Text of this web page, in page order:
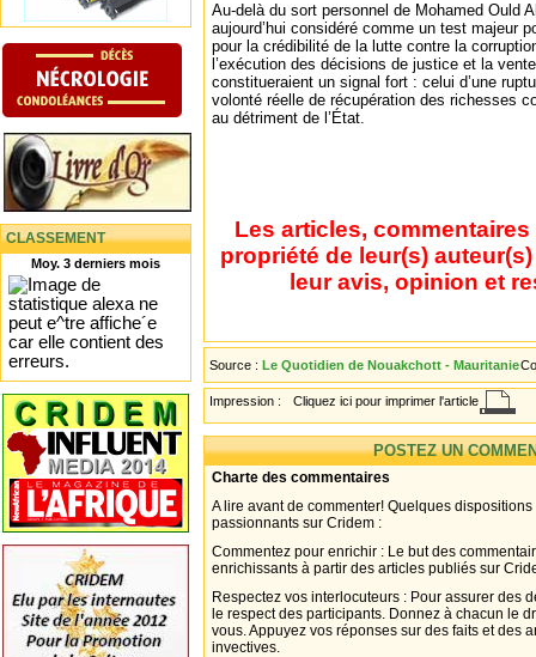
CLASSEMENT
Moy. 3 derniers mois
Au-delà du sort personnel de Mohamed Ould
aujourd’hui considéré comme un test majeur
pour la crédibilité de la lutte contre la
l’exécution des décisions de justice et la
constitueraient un signal fort : celui d’une
volonté réelle de récupération des richesses
au détriment de l’État.
Les articles,
propriété de leur(s)
leur avis, opinion et
Source : Le Quotidien de Nouakchott - Mauritanie
Impression : Cliquez ici pour imprimer l'article
POSTEZ UN
Charte des commentaires
A lire avant de commenter! Quelques
passionnants sur Cridem :
Commentez pour enrichir : Le but des
enrichissants à partir des articles publiés sur
Respectez vos interlocuteurs : Pour assurer des
le respect des participants. Donnez à chacun le
vous. Appuyez vos réponses sur des faits et des
invectives.